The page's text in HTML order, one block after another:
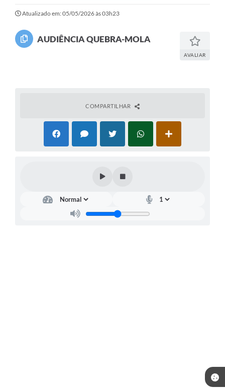
Atualizado em: 05/05/2026 às 03h23
AUDIÊNCIA QUEBRA-MOLA
AVALIAR
COMPARTILHAR